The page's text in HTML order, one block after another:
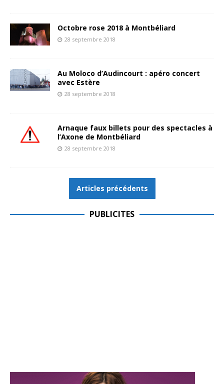
Octobre rose 2018 à Montbéliard
28 septembre 2018
Au Moloco d’Audincourt : apéro concert
avec Estère
28 septembre 2018
Arnaque faux billets pour des spectacles à
l’Axone de Montbéliard
28 septembre 2018
Articles précédents
PUBLICITES